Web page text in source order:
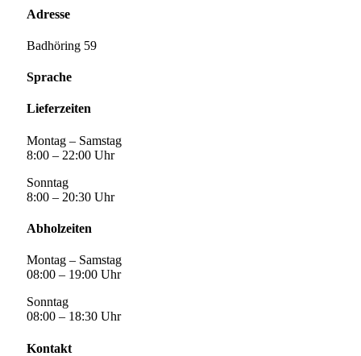
Adresse
Badhöring 59
Sprache
Lieferzeiten
Montag – Samstag
8:00 – 22:00 Uhr
Sonntag
8:00 – 20:30 Uhr
Abholzeiten
Montag – Samstag
08:00 – 19:00 Uhr
Sonntag
08:00 – 18:30 Uhr
Kontakt